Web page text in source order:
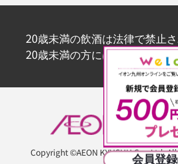
20歳未満の飲酒は法律で禁止さ
20歳未満の方にはお酒を販売
Copyright ©AEON KYUSHU Co., Ltd.